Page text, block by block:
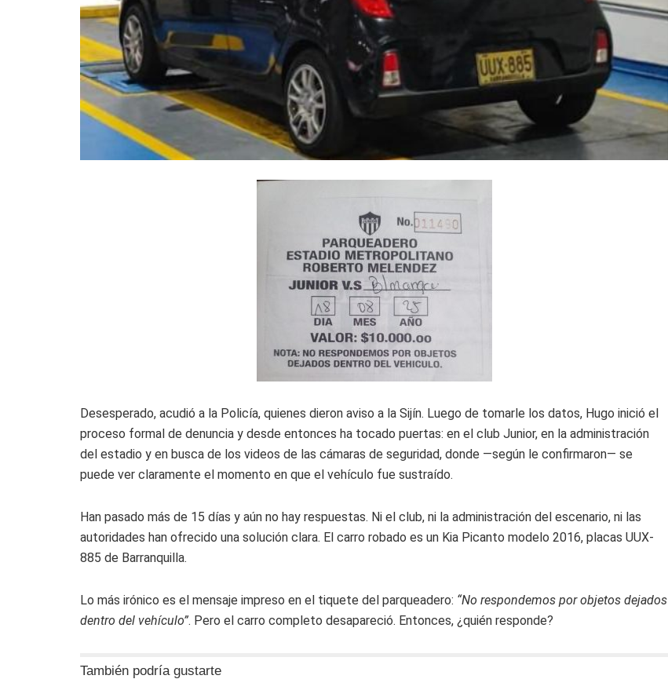
Desesperado, acudió a la Policía, quienes dieron aviso a la Sijín. Luego de tomarle los datos, Hugo inició el
proceso formal de denuncia y desde entonces ha tocado puertas: en el club Junior, en la administración
del estadio y en busca de los videos de las cámaras de seguridad, donde —según le confirmaron— se
puede ver claramente el momento en que el vehículo fue sustraído.
Han pasado más de 15 días y aún no hay respuestas. Ni el club, ni la administración del escenario, ni las
autoridades han ofrecido una solución clara. El carro robado es un Kia Picanto modelo 2016, placas UUX-
885 de Barranquilla.
Lo más irónico es el mensaje impreso en el tiquete del parqueadero: “No respondemos por objetos dejados
dentro del vehículo”. Pero el carro completo desapareció. Entonces, ¿quién responde?
También podría gustarte